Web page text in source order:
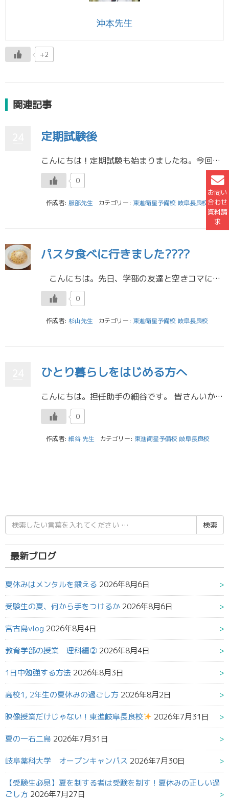
お問い
合わせ
資料請
求
沖本先生
+2
関連記事
定期試験後
こんにちは！定期試験も始まりましたね。今回も勉強のことについて書こうと思います。 定期試験中は、高3だけでなく高1高2の人も集中して勉強出来ると思います。しかし、定期試験期間が終わると高1高2の人はなかなか勉強へのやる気 […]
0
作成者: 服部先生 カテゴリー: 東進衛星予備校 岐阜長良校
パスタ食べに行きました????
こんにちは。先日、学部の友達と空きコマにランチしに行きました。 看護学部でも病院で実際に働いている医師の方が臨床現場について授業をしてくれるコマがいくつかあります。そのため医師の方の都合に合わせて、授業が展開されるの […]
0
作成者: 杉山先生 カテゴリー: 東進衛星予備校 岐阜長良校
ひとり暮らしをはじめる方へ
こんにちは。担任助手の細谷です。 皆さんいかがお過ごしですか？ 私は花粉症に苦しんでいます???? さて、本日のブログは「ひとり暮らし」についてです。 大学を機に一人暮らしを始める子も多いと思います。 私は大学二年生のは […]
0
作成者: 細谷 先生 カテゴリー: 東進衛星予備校 岐阜長良校
検
索
結
果:
最新ブログ
夏休みはメンタルを鍛える 2026年8月6日
受験生の夏、何から手をつけるか 2026年8月6日
宮古島vlog 2026年8月4日
教育学部の授業 理科編② 2026年8月4日
1日中勉強する方法 2026年8月3日
高校1, 2年生の夏休みの過ごし方 2026年8月2日
映像授業だけじゃない！東進岐阜長良校 2026年7月31日
夏の一石二鳥 2026年7月31日
岐阜薬科大学 オープンキャンパス 2026年7月30日
【受験生必見】夏を制する者は受験を制す！夏休みの正しい過
ごし方 2026年7月27日